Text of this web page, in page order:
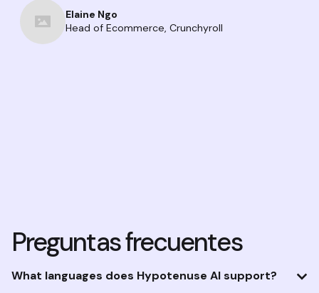
Elaine Ngo
Head of Ecommerce, Crunchyroll
Preguntas frecuentes
What languages does Hypotenuse AI support?